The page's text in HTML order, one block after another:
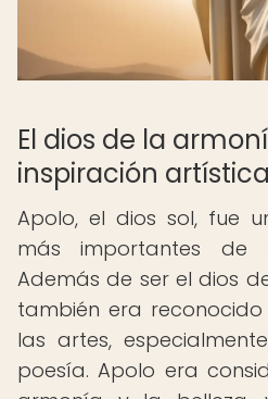
El dios de la
inspiración artística
Apolo, el dios sol, fue
más importantes de
Además de ser el dios
también era
las artes,
poesía. Apolo era